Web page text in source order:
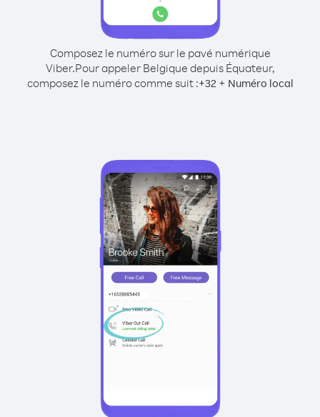
Composez le numéro sur le pavé numérique
Viber.Pour appeler Belgique depuis Équateur,
composez le numéro comme suit :+32+ Numéro local